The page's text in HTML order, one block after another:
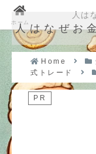
人はなぜお
Home
式トレード
PR
ホーム
人は